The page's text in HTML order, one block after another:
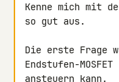
Kenne mich mit
so gut aus.
Die erste Frage
Endstufen-MOSFET
ansteuern kann.